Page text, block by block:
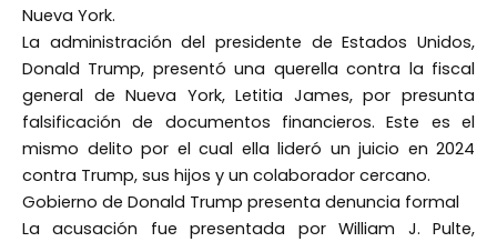
Nueva York.
La administración del presidente de Estados Unidos,
Donald Trump, presentó una querella contra la fiscal
general de Nueva York, Letitia James, por presunta
falsificación de documentos financieros. Este es el
mismo delito por el cual ella lideró un juicio en 2024
contra Trump, sus hijos y un colaborador cercano.
Gobierno de Donald Trump presenta denuncia formal
La acusación fue presentada por William J. Pulte,